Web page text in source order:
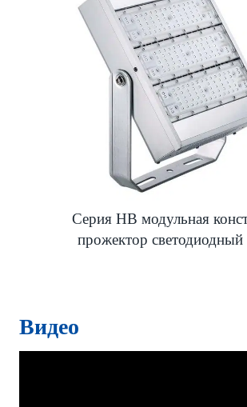
Серия HB модульная
прожектор светодиодный
Видео